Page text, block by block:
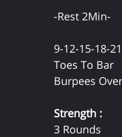
-Rest 2Min-
9-12-15-18-21
Toes To Bar
Burpees
Strength :
3 Rounds